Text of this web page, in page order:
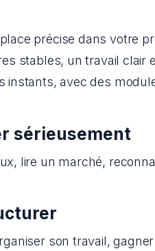
précise dans votre
stables, un travail
instants, avec des
sérieusement
lire un marché,
son travail,